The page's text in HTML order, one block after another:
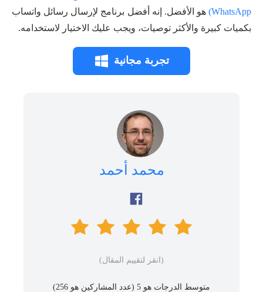
WhatsApp) هو الأفضل. إنه أفضل برنامج لإرسال رسائل واتساب
بكميات كبيرة والأكثر توصيات، ويجب عليك الاختيار لاستخدامه.
تجربة مجانية
محمد أحمد
(انقر لتقييم المقال)
متوسط ​​الدرجات هو 5 (عدد المشاركين هو 256
)